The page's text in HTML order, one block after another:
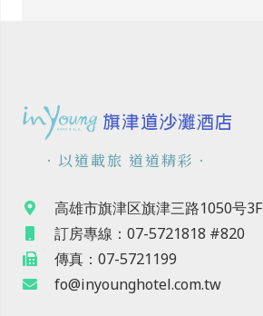
．以道載旅 道道精彩．
高雄市旗津区旗津三路1050号3F
訂房專線：07-5721818 #820
傳真：07-5721199
fo@inyounghotel.com.tw